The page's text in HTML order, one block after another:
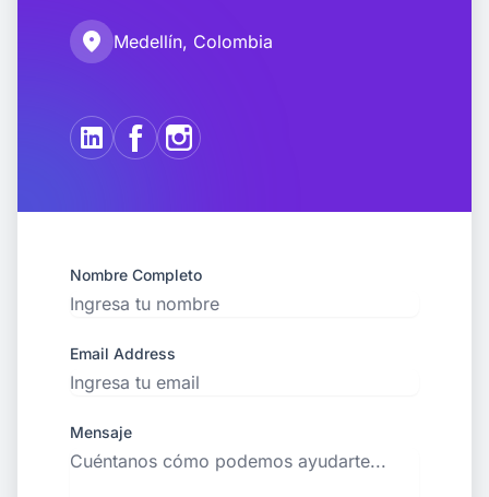
location_on Medellín, Colombia
Nombre Completo
Email Address
Mensaje